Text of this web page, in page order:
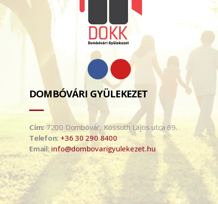
DOMBÓVÁRI GYÜLEKEZET
Cím: 7200 Dombóvár, Kossuth Lajos utca 69.
Telefon: +36 30 290 8400
Email:info@dombovarigyulekezet.hu